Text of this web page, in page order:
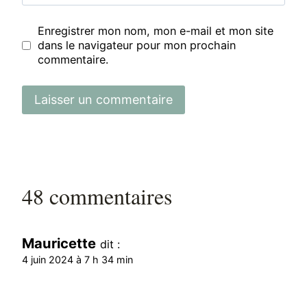
Enregistrer mon nom, mon e-mail et mon site
dans le navigateur pour mon prochain
commentaire.
48 commentaires
Mauricette dit :
4 juin 2024 à 7 h 34 min